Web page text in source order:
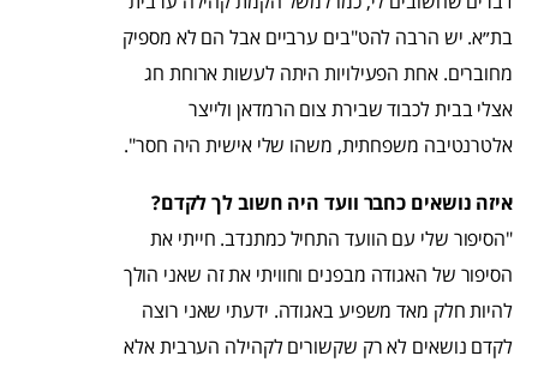
בת״א. יש הרבה להט"בים ערביים אבל הם לא מספיק
מחוברים. אחת הפעילויות היתה לעשות ארוחת חג
אצלי בבית לכבוד שבירת צום הרמדאן ולייצר
אלטרנטיבה משפחתית, משהו שלי אישית היה חסר".
איזה נושאים כחבר וועד היה חשוב לך לקדם?
"הסיפור שלי עם הוועד התחיל כמתנדב. חייתי את
הסיפור של האגודה מבפנים וחוויתי את זה שאני הולך
להיות חלק מאד משפיע באגודה. ידעתי שאני רוצה
לקדם נושאים לא רק שקשורים לקהילה הערבית אלא